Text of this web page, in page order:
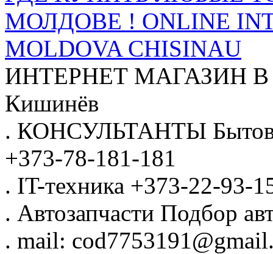
МОЛДОВЕ ! ONLINE
MOLDOVA CHISINAU
ИНТЕРНЕТ МАГАЗИН
Кишинёв
. КОНСУЛЬТАНТЫ
+373-78-181-181
. IT-техника +373-22-93-
. Автозапчасти Подбор
. mail: